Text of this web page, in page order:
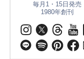
毎月1・15日発売
1980年創刊